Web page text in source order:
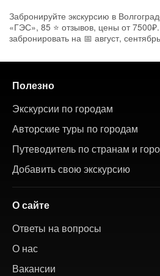
Забронируйте экскурсию в
«ГЭС», 85 ⭐ отзывов, цены от
забронировать на 📅 август,
Полезно
Экскурсии по городам
Авторские туры по городам
Путеводитель по странам и
Добавить свою экскурсию
О сайте
Ответы на вопросы
О нас
Вакансии